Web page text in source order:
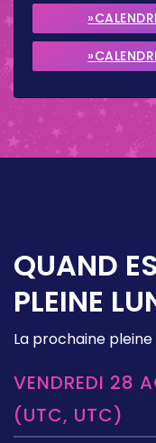
QUAND
PLEINE
La prochaine pleine
VENDREDI 28
(UTC, UTC)